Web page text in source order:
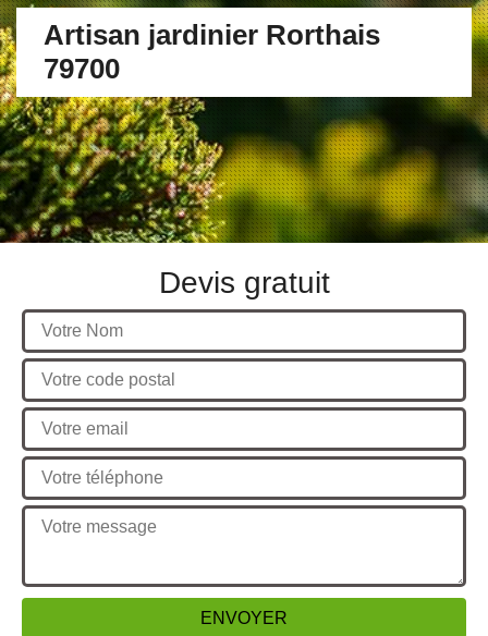
Artisan jardinier Rorthais
79700
Devis gratuit